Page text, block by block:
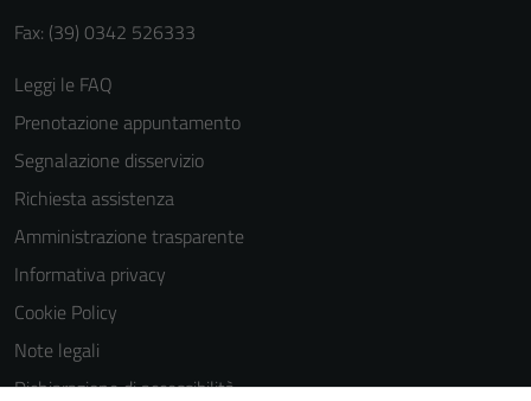
Fax: (39) 0342 526333
Leggi le FAQ
Prenotazione appuntamento
Segnalazione disservizio
Richiesta assistenza
Amministrazione trasparente
Informativa privacy
Cookie Policy
Note legali
Dichiarazione di accessibilità